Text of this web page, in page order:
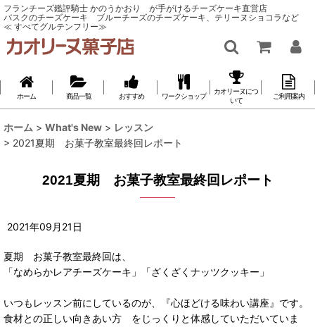
フランチーズ鑑評騎士 かのうかおり が手がけるチーズケーキ直営店
バスクのチーズケーキ ブルーチーズのチーズケーキ、テリーヌショコラなど
≪ すべてグルテンフリー≫
ホーム 商品一覧 おすすめ ワークショップ
カオリーヌにつ
いて
ご利用案内
ホーム > What's New > レッスン
> 2021夏期 お菓子教室最終回レポート
2021夏期 お菓子教室最終回レポート
2021年09 月 21 日
夏期 お菓子教室最終回は、
「なめらかレアチーズケーキ」「ざくざくナッツクッキー」
いつもレッスン前にしているのが、『心ほどける味わい講座』です。
食材との正しい向きあい方 をじっくりと体感していただいていま